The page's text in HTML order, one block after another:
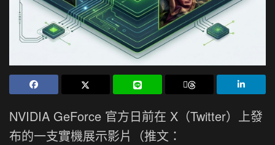
NVIDIA GeForce 官方日前在 X（Twitter）上發
布的一支實機展示影片（推文：